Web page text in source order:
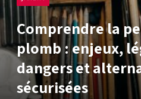
Comprendre la
plomb : enjeux,
dangers et
sécurisées